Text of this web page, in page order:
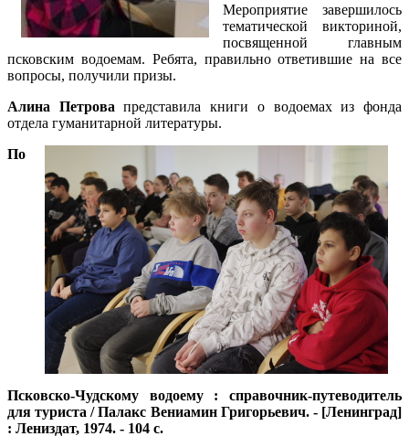
Мероприятие завершилось
тематической викториной,
посвященной главным
псковским водоемам. Ребята, правильно ответившие на все
вопросы, получили призы.
Алина Петрова представила книги о водоемах из фонда
отдела гуманитарной литературы.
По
Псковско-Чудскому водоему : справочник-путеводитель
для туриста / Палакс Вениамин Григорьевич. - [Ленинград]
: Лениздат, 1974. - 104 с.